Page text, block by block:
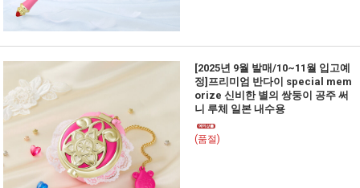
[2025년 9월 발매/10~11월 입고예
정]프리미엄 반다이 special mem
orize 신비한 별의 쌍둥이 공주 써
니 루체 일본 내수용
(품절)